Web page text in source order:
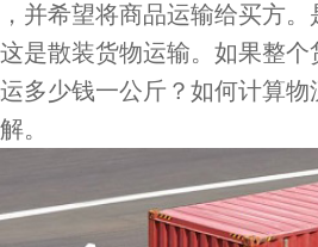
并希望将商品运输给买方
是散装货物运输。如果整
多少钱一公斤？如何计算
。